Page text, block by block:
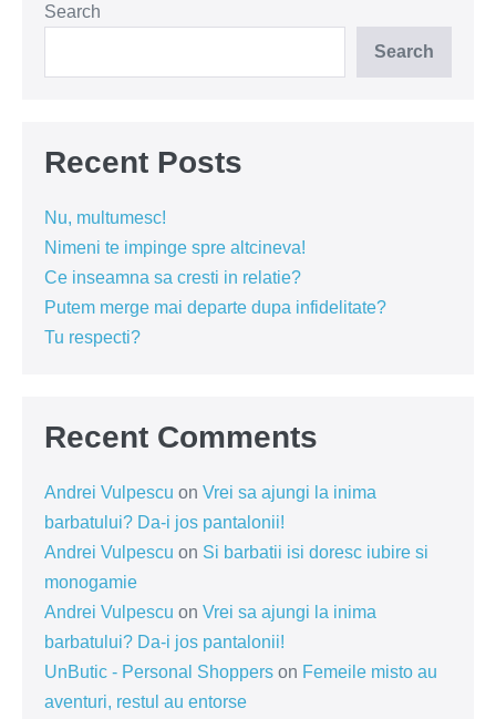
Search
Search
Recent Posts
Nu, multumesc!
Nimeni te impinge spre altcineva!
Ce inseamna sa cresti in relatie?
Putem merge mai departe dupa infidelitate?
Tu respecti?
Recent Comments
Andrei Vulpescu on Vrei sa ajungi la inima
barbatului? Da-i jos pantalonii!
Andrei Vulpescu on Si barbatii isi doresc iubire si
monogamie
Andrei Vulpescu on Vrei sa ajungi la inima
barbatului? Da-i jos pantalonii!
UnButic - Personal Shoppers on Femeile misto au
aventuri, restul au entorse